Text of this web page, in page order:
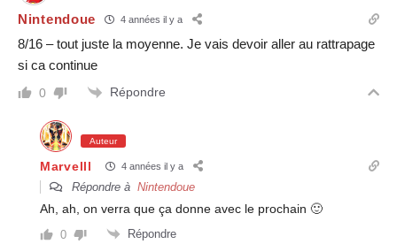
Nintendoue 4 années il y a
8/16 – tout juste la moyenne. Je vais devoir aller au rattrapage
si ca continue
0 Répondre
Auteur
Marvelll 4 années il y a
Répondre à Nintendoue
Ah, ah, on verra que ça donne avec le prochain 🙂
0 Répondre